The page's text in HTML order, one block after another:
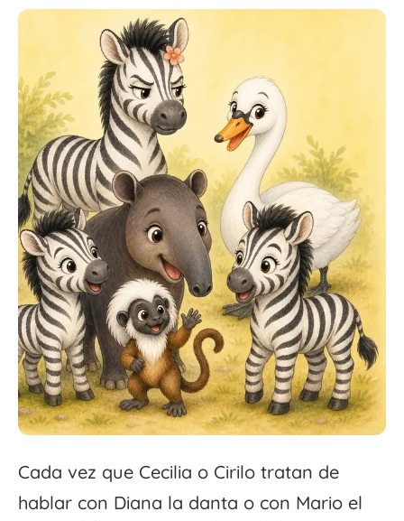
Cada vez que Cecilia o Cirilo tratan de
hablar con Diana la danta o con Mario el